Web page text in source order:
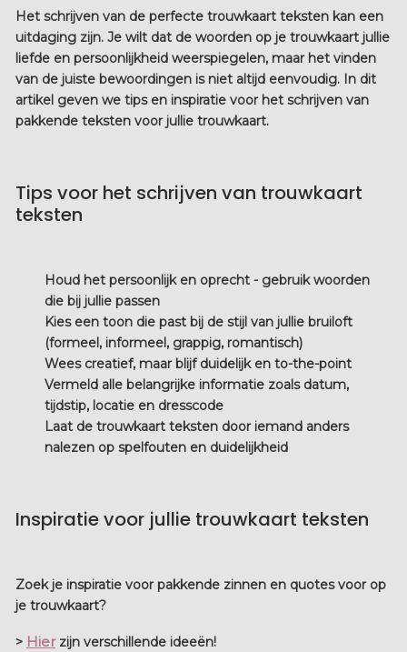
Het schrijven van de perfecte trouwkaart teksten kan een
uitdaging zijn. Je wilt dat de woorden op je trouwkaart jullie
liefde en persoonlijkheid weerspiegelen, maar het vinden
van de juiste bewoordingen is niet altijd eenvoudig. In dit
artikel geven we tips en inspiratie voor het schrijven van
pakkende teksten voor jullie trouwkaart.
Tips voor het schrijven van trouwkaart
teksten
Houd het persoonlijk en oprecht - gebruik woorden
die bij jullie passen
Kies een toon die past bij de stijl van jullie bruiloft
(formeel, informeel, grappig, romantisch)
Wees creatief, maar blijf duidelijk en to-the-point
Vermeld alle belangrijke informatie zoals datum,
tijdstip, locatie en dresscode
Laat de trouwkaart teksten door iemand anders
nalezen op spelfouten en duidelijkheid
Inspiratie voor jullie trouwkaart teksten
Zoek je inspiratie voor pakkende zinnen en quotes voor op
je trouwkaart?
> Hierzijn verschillende ideeën!